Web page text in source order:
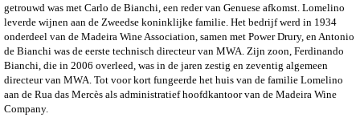
getrouwd was met Carlo de Bianchi, een reder van Genuese afkomst. Lomelino
leverde wijnen aan de Zweedse koninklijke familie. Het bedrijf werd in 1934
onderdeel van de Madeira Wine Association, samen met Power Drury, en Antonio
de Bianchi was de eerste technisch directeur van MWA. Zijn zoon, Ferdinando
Bianchi, die in 2006 overleed, was in de jaren zestig en zeventig algemeen
directeur van MWA. Tot voor kort fungeerde het huis van de familie Lomelino
aan de Rua das Mercès als administratief hoofdkantoor van de Madeira Wine
Company.